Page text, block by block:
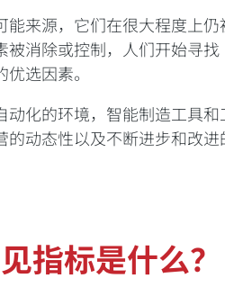
来源，它们在很大程度上仍
被消除或控制，人们开始寻
选因素。
化的环境，智能制造工具和
动态性以及不断进步和改
指标是什么？